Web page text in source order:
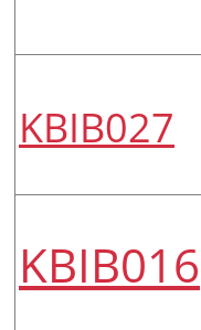
KBIB027
KBIB016